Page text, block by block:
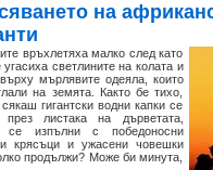
на
връхлетяха малко след като
угасиха светлините на колата и
мърлявите одеяла, които
на земята. Както бе тихо,
гигантски водни капки се
през листака на дърветата,
се изпълни с победоносни
крясъци и ужасени човешки
продължи? Може би минута,